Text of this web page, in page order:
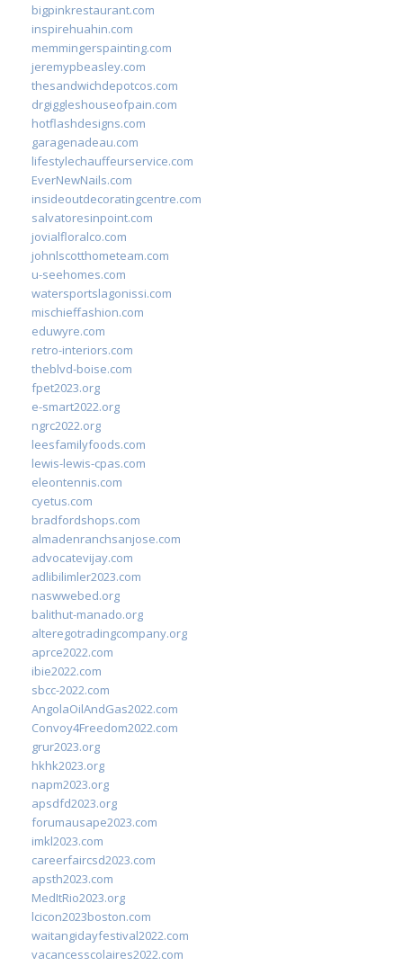
bigpinkrestaurant.com
inspirehuahin.com
memmingerspainting.com
jeremypbeasley.com
thesandwichdepotcos.com
drgiggleshouseofpain.com
hotflashdesigns.com
garagenadeau.com
lifestylechauffeurservice.com
EverNewNails.com
insideoutdecoratingcentre.com
salvatoresinpoint.com
jovialfloralco.com
johnlscotthometeam.com
u-seehomes.com
watersportslagonissi.com
mischieffashion.com
eduwyre.com
retro-interiors.com
theblvd-boise.com
fpet2023.org
e-smart2022.org
ngrc2022.org
leesfamilyfoods.com
lewis-lewis-cpas.com
eleontennis.com
cyetus.com
bradfordshops.com
almadenranchsanjose.com
advocatevijay.com
adlibilimler2023.com
naswwebed.org
balithut-manado.org
alteregotradingcompany.org
aprce2022.com
ibie2022.com
sbcc-2022.com
AngolaOilAndGas2022.com
Convoy4Freedom2022.com
grur2023.org
hkhk2023.org
napm2023.org
apsdfd2023.org
forumausape2023.com
imkl2023.com
careerfaircsd2023.com
apsth2023.com
MedItRio2023.org
lcicon2023boston.com
waitangidayfestival2022.com
vacancesscolaires2022.com